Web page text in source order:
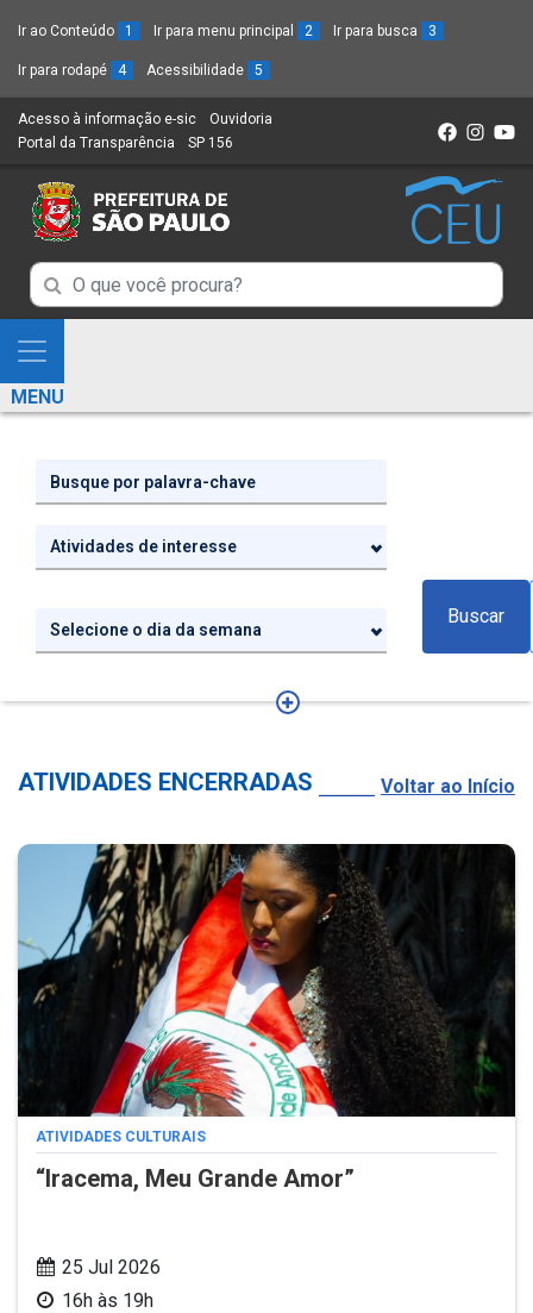
Ir ao Conteúdo 1 Ir para menu principal 2 Ir para busca 3
Ir para rodapé 4 Acessibilidade 5
Acesso à informação e-sic (Link
para
novo
sítio)
Ouvidoria
Portal da Transparência (Link
um
novo
SP 156
Campo
de
Busca
de
Campo
de
de
informações
Mostra
e
Esconde
Menu
MENU
Atividades de interesse
Selecione o dia da semana
Buscar
ATIVIDADES ENCERRADAS Voltar ao Início
ATIVIDADES CULTURAIS
“Iracema, Meu Grande Amor”
25 Jul 2026
16h às 19h